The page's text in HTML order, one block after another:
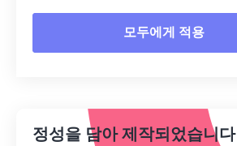
모두에게 적용
사전 설정에서 적용
정성을 담아 제작되었습니다